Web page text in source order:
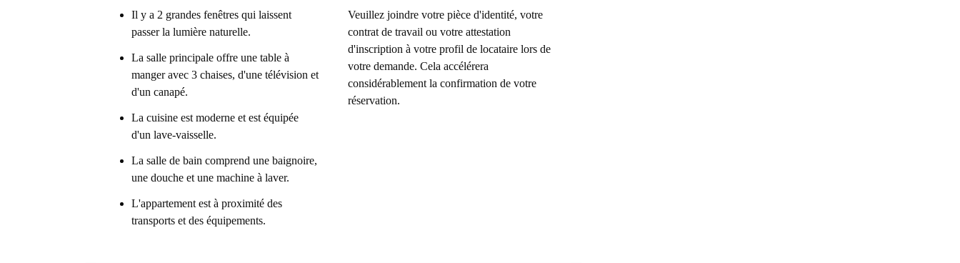
Il y a 2 grandes fenêtres qui laissent
passer la lumière naturelle.
La salle principale offre une table à
manger avec 3 chaises, d'une télévision et
d'un canapé.
La cuisine est moderne et est équipée
d'un lave-vaisselle.
La salle de bain comprend une baignoire,
une douche et une machine à laver.
L'appartement est à proximité des
transports et des équipements.
Veuillez joindre votre pièce d'identité, votre
contrat de travail ou votre attestation
d'inscription à votre profil de locataire lors de
votre demande. Cela accélérera
considérablement la confirmation de votre
réservation.